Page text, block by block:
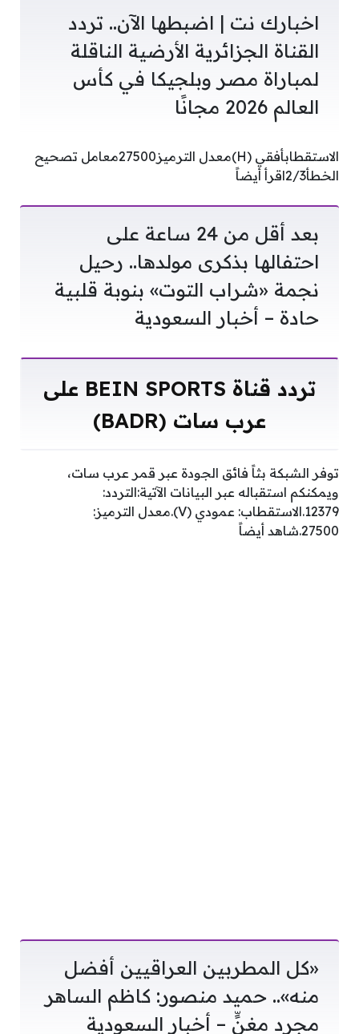
اخبارك نت | اضبطها الآن.. تردد
القناة الجزائرية الأرضية الناقلة
لمباراة مصر وبلجيكا في كأس
العالم 2026 مجانًا
الاستقطابأفقي (H)معدل الترميز27500معامل تصحيح
الخطأ2/3اقرأ أيضاً
بعد أقل من 24 ساعة على
احتفالها بذكرى مولدها.. رحيل
نجمة «شراب التوت» بنوبة قلبية
حادة – أخبار السعودية
تردد قناة BEIN SPORTS على
عرب سات (BADR)
توفر الشبكة بثاً فائق الجودة عبر قمر عرب سات،
ويمكنكم استقباله عبر البيانات الآتية:التردد:
12379.الاستقطاب: عمودي (V).معدل الترميز:
27500.شاهد أيضاً
«كل المطربين العراقيين أفضل
منه».. حميد منصور: كاظم الساهر
مجرد مغنٍّ – أخبار السعودية